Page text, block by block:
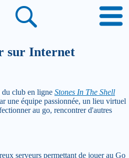
sur Internet
du club en ligne Stones In The Shell
une équipe passionnée, un lieu virtuel
au go, rencontrer d'autres
serveurs permettant de jouer au Go